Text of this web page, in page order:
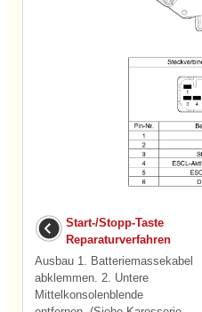
Start-/Stopp-Taste
Reparaturverfahren
Ausbau 1. Batteriemassekabel
abklemmen. 2. Untere
Mittelkonsolenblende